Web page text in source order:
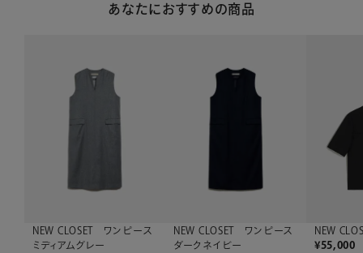
あなたにおすすめの商品
NEW CLOSET ワンピース
ミディアムグレー
NEW CLOSET ワンピース
ダークネイビー
NEW
¥55,000